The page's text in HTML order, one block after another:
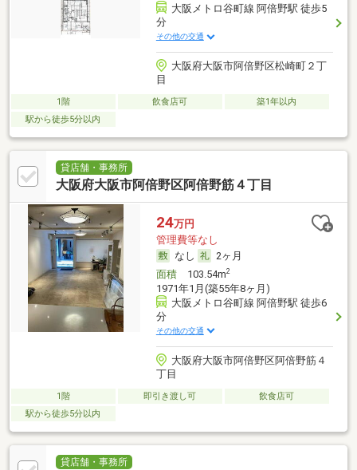
大阪メトロ谷町線 阿倍野駅 徒歩5
分
その他の交通
大阪府大阪市阿倍野区松崎町２丁
目
1階 飲食店可
築1年以内
駅から徒歩5分以内
貸店舗・事務所
大阪府大阪市阿倍野区阿倍野筋４丁目
24万円
管理費等なし
なし
2ヶ月
面積103.54m2
1971年1月(築55年8ヶ月)
大阪メトロ谷町線 阿倍野駅 徒歩6
分
その他の交通
大阪府大阪市阿倍野区阿倍野筋４
丁目
1階 即引き渡し可
飲食店可
駅から徒歩5分以内
貸店舗・事務所